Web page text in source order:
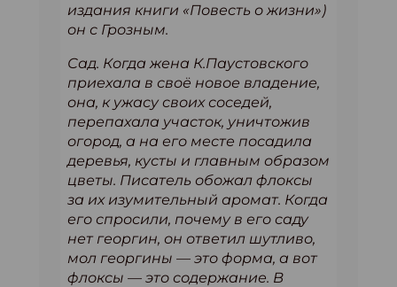
издания книги «Повесть о жизни»)
он с Грозным.
Сад. Когда жена К.Паустовского
приехала в своё новое владение,
она, к ужасу своих соседей,
перепахала участок, уничтожив
огород, а на его месте посадила
деревья, кусты и главным образом
цветы. Писатель обожал флоксы
за их изумительный аромат. Когда
его спросили, почему в его саду
нет георгин, он ответил шутливо,
мол георгины — это форма, а вот
флоксы — это содержание. В